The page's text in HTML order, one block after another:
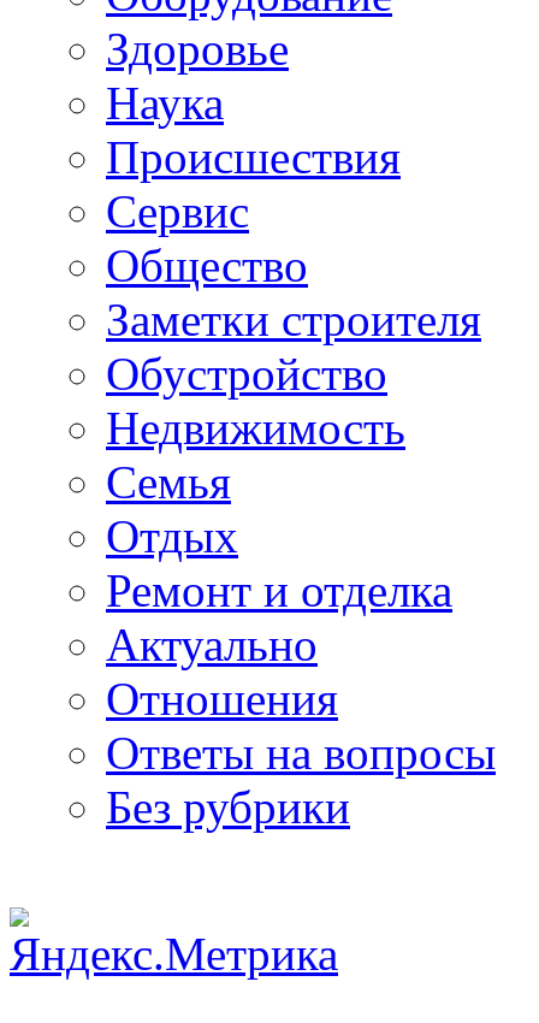
Здоровье
Наука
Происшествия
Сервис
Общество
Заметки строителя
Обустройство
Недвижимость
Семья
Отдых
Ремонт и отделка
Актуально
Отношения
Ответы на вопросы
Без рубрики